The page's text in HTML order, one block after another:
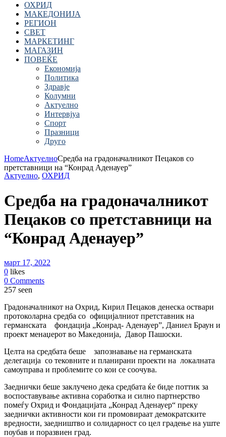
ОХРИД
МАКЕДОНИЈА
РЕГИОН
СВЕТ
МАРКЕТИНГ
МАГАЗИН
ПОВЕЌЕ
Економија
Политика
Здравје
Колумни
Актуелно
Интервјуа
Спорт
Празници
Друго
HomeАктуелноСредба на градоначалникот Пецаков со
претставници на “Конрад Аденауер”
Актуелно, ОХРИД
Средба на градоначалникот
Пецаков со претставници на
“Конрад Аденауер”
март 17, 2022
0 likes
0 Comments
257 seen
Градоначалникот на Охрид, Кирил Пецаков денеска оствари
протоколарна средба со официјалниот претставник на
германската фондација „Конрад- Аденауер”, Даниел Браун и
проект менаџерот во Македонија, Давор Пашоски.
Целта на средбата беше запознавање на германската
делегација со тековните и планирани проекти на локалната
самоуправа и проблемите со кои се соочува.
Заеднички беше заклучено дека средбата ќе биде поттик за
воспоставување активна соработка и силно партнерство
помеѓу Охрид и Фондацијата „Конрад Аденауер“ преку
заеднички активности кои ги промовираат демократските
вредности, зaедништво и солидарност со цел градење на уште
поубав и поразвиен град.